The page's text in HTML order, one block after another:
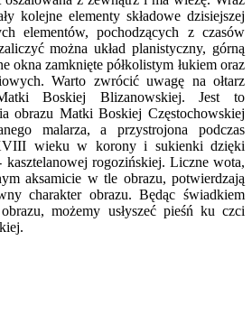
kolejne elementy składowe dzisiejszej
elementów, pochodzących z czasów
można układ planistyczny, górną
okna zamknięte półkolistym łukiem oraz
Warto zwrócić uwagę na ołtarz
Boskiej Blizanowskiej. Jest to
obrazu Matki Boskiej Częstochowskiej
malarza, a przystrojona podczas
wieku w korony i sukienki dzięki
rogozińskiej. Liczne wota,
aksamicie w tle obrazu, potwierdzają
charakter obrazu. Będąc świadkiem
możemy usłyszeć pieśń ku czci